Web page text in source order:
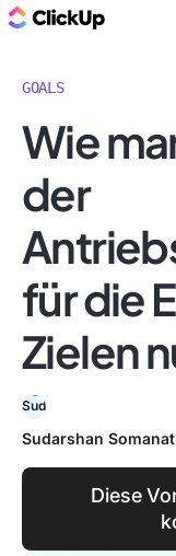
GOALS
Wie
der
für die
Zielen
Sudarshan
Diese